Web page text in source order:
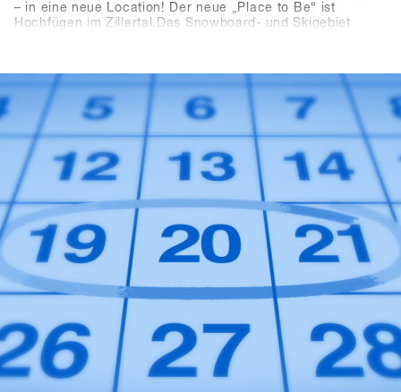
– in eine neue Location! Der neue „Place to Be“ ist
Hochfügen im Zillertal.Das Snowboard- und Skigebiet
ungeahnte Möglichkeiten, Europas größtes B2B
Snowboarding Event und On-Snow-Test
weiterzuentwickeln.Merkt euch den Termin vor: Der
Zeitraum bleibt der 19. - 21. Januar 2025. Das finale
Konzept wird Ende Juli an die Marken kommuniziert. Wie
gewohnt gehen die Einladungen an die Shops Ende
Oktober raus!